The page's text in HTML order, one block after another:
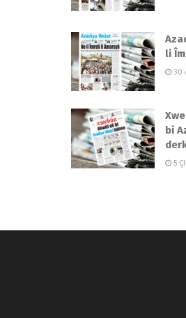
li
30
bi
5